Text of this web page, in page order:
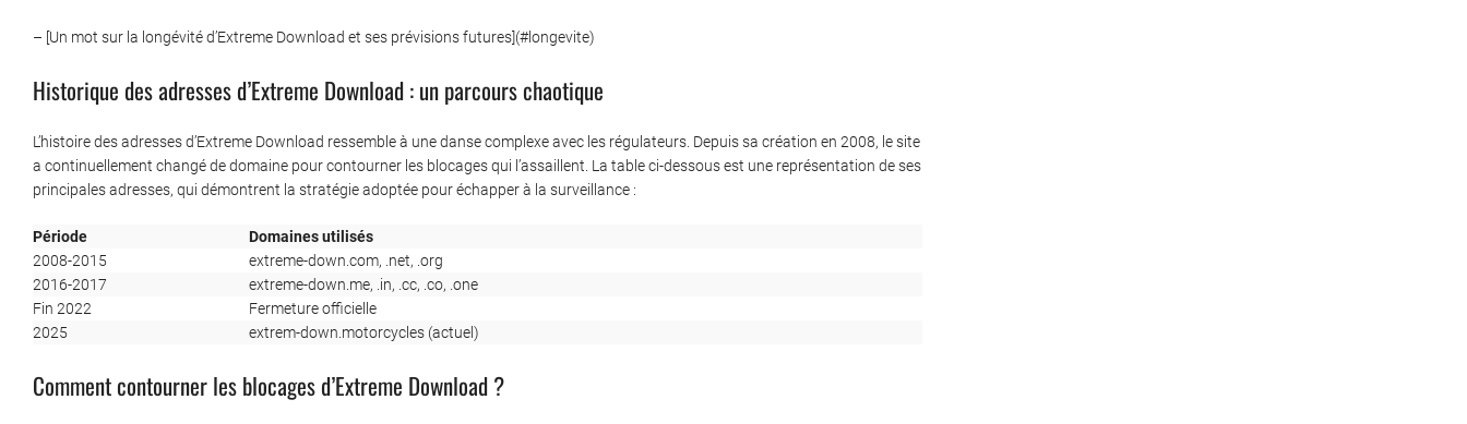
– [Un mot sur la longévité d’Extreme Download et ses prévisions futures](#longevite)
Historique des adresses d’Extreme Download : un parcours chaotique
L’histoire des adresses d’Extreme Download ressemble à une danse complexe avec les régulateurs. Depuis sa création en 2008, le site
a continuellement changé de domaine pour contourner les blocages qui l’assaillent. La table ci-dessous est une représentation de ses
principales adresses, qui démontrent la stratégie adoptée pour échapper à la surveillance :
Période
Domaines utilisés
2008-2015
extreme-down.com, .net, .org
2016-2017
extreme-down.me, .in, .cc, .co, .one
Fin 2022
Fermeture officielle
2025
extrem-down.motorcycles (actuel)
Comment contourner les blocages d’Extreme Download ?